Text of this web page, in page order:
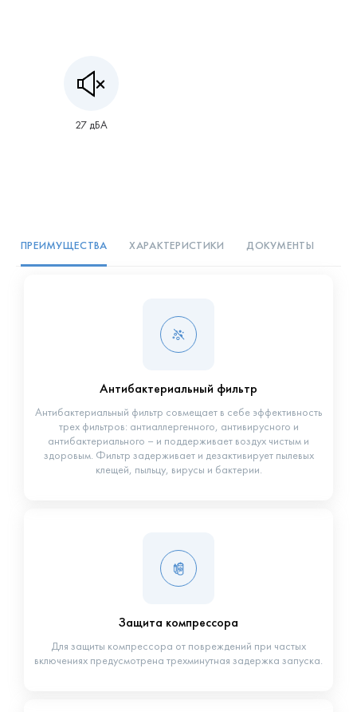
27 дБА
ПРЕИМУЩЕСТВА ХАРАКТЕРИСТИКИ ДОКУМЕНТЫ
Антибактериальный фильтр
Антибактериальный фильтр совмещает в себе эффективность
трех фильтров: антиаллергенного, антивирусного и
антибактериального – и поддерживает воздух чистым и
здоровым. Фильтр задерживает и дезактивирует пылевых
клещей, пыльцу, вирусы и бактерии.
Защита компрессора
Для защиты компрессора от повреждений при частых
включениях предусмотрена трехминутная задержка запуска.